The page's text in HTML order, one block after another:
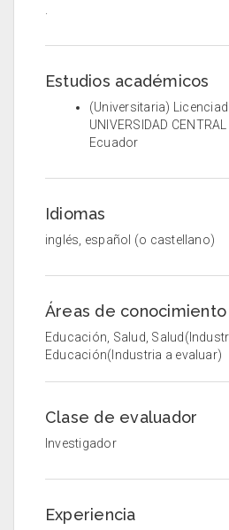
Estudios académicos
(Universitaria)
UNIVERSIDAD CENTRAL
Ecuador
Idiomas
inglés, español (o castellano)
Áreas de conocimiento
Educación, Salud,
Educación(Industria a evaluar)
Clase de evaluador
Investigador
Experiencia